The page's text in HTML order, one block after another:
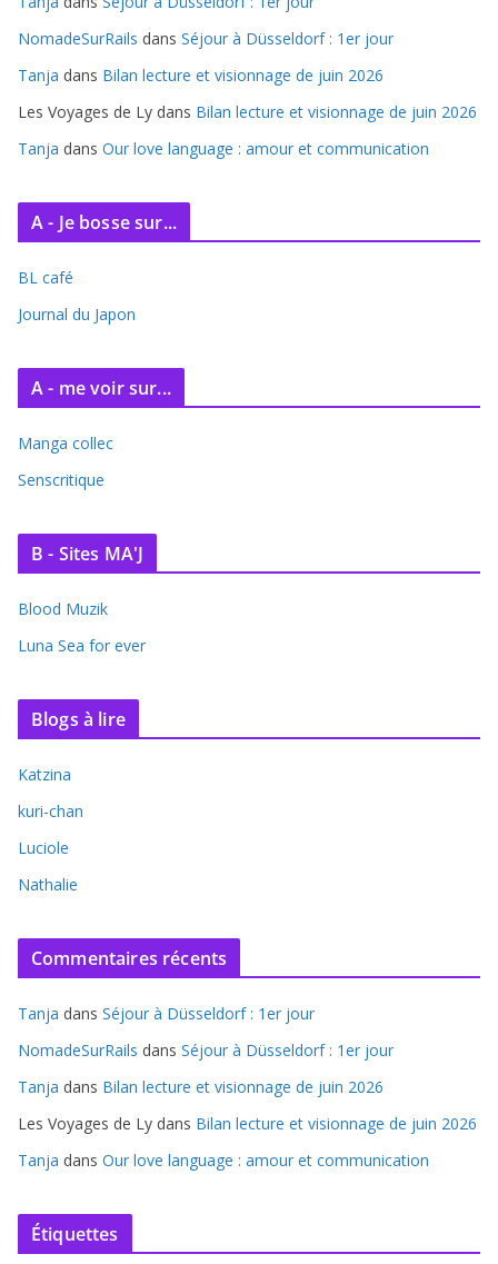
v
e
NomadeSurRails dans Séjour à Düsseldorf : 1er jour
Tanja dans Bilan lecture et visionnage de juin 2026
Les Voyages de Ly dans Bilan lecture et visionnage de juin 2026
Tanja dans Our love language : amour et communication
A - Je bosse sur...
BL café
Journal du Japon
A - me voir sur...
Manga collec
Senscritique
B - Sites MA'J
Blood Muzik
Luna Sea for ever
Blogs à lire
Katzina
kuri-chan
Luciole
Nathalie
Commentaires récents
Tanja dans Séjour à Düsseldorf : 1er jour
NomadeSurRails dans Séjour à Düsseldorf : 1er jour
Tanja dans Bilan lecture et visionnage de juin 2026
Les Voyages de Ly dans Bilan lecture et visionnage de juin 2026
Tanja dans Our love language : amour et communication
Étiquettes